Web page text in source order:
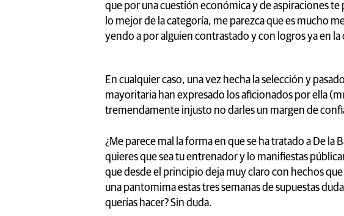
que por una cuestión económica y de aspiraciones
lo mejor de la categoría, me parezca que es mucho
yendo a por alguien contrastado y con logros ya en la
En cualquier caso, una vez hecha la selección y
mayoritaria han expresado los aficionados por ella
tremendamente injusto no darles un margen de
¿Me parece mal la forma en que se ha tratado a De la
quieres que sea tu entrenador y lo manifiestas
que desde el principio deja muy claro con hechos
una pantomima estas tres semanas de supuestas
querías hacer? Sin duda.